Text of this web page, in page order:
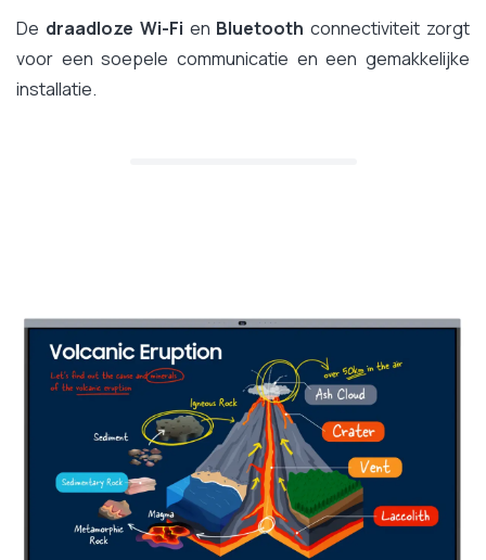
De draadloze Wi-Fi en Bluetooth connectiviteit zorgt
voor een soepele communicatie en een gemakkelijke
installatie.